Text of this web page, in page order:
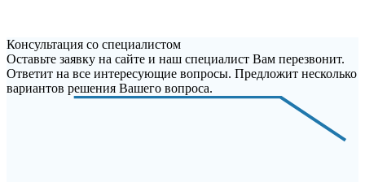
Консультация со специалистом
Оставьте заявку на сайте и наш специалист Вам перезвонит.
Ответит на все интересующие вопросы. Предложит несколько
вариантов решения Вашего вопроса.